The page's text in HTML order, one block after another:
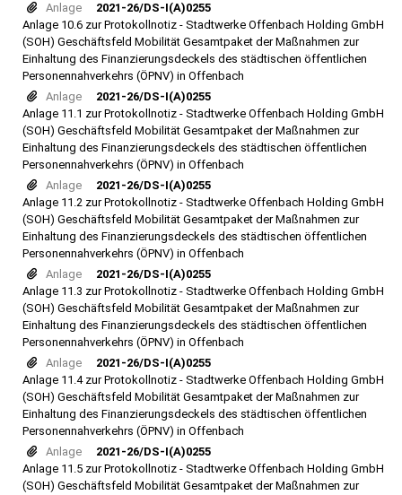
Anlage
2021-26/DS-I(A)0255
Anlage 10.6 zur Protokollnotiz - Stadtwerke Offenbach Holding GmbH
(SOH) Geschäftsfeld Mobilität Gesamtpaket der Maßnahmen zur
Einhaltung des Finanzierungsdeckels des städtischen öffentlichen
Personennahverkehrs (ÖPNV) in Offenbach
Anlage
2021-26/DS-I(A)0255
Anlage 11.1 zur Protokollnotiz - Stadtwerke Offenbach Holding GmbH
(SOH) Geschäftsfeld Mobilität Gesamtpaket der Maßnahmen zur
Einhaltung des Finanzierungsdeckels des städtischen öffentlichen
Personennahverkehrs (ÖPNV) in Offenbach
Anlage
2021-26/DS-I(A)0255
Anlage 11.2 zur Protokollnotiz - Stadtwerke Offenbach Holding GmbH
(SOH) Geschäftsfeld Mobilität Gesamtpaket der Maßnahmen zur
Einhaltung des Finanzierungsdeckels des städtischen öffentlichen
Personennahverkehrs (ÖPNV) in Offenbach
Anlage
2021-26/DS-I(A)0255
Anlage 11.3 zur Protokollnotiz - Stadtwerke Offenbach Holding GmbH
(SOH) Geschäftsfeld Mobilität Gesamtpaket der Maßnahmen zur
Einhaltung des Finanzierungsdeckels des städtischen öffentlichen
Personennahverkehrs (ÖPNV) in Offenbach
Anlage
2021-26/DS-I(A)0255
Anlage 11.4 zur Protokollnotiz - Stadtwerke Offenbach Holding GmbH
(SOH) Geschäftsfeld Mobilität Gesamtpaket der Maßnahmen zur
Einhaltung des Finanzierungsdeckels des städtischen öffentlichen
Personennahverkehrs (ÖPNV) in Offenbach
Anlage
2021-26/DS-I(A)0255
Anlage 11.5 zur Protokollnotiz - Stadtwerke Offenbach Holding GmbH
(SOH) Geschäftsfeld Mobilität Gesamtpaket der Maßnahmen zur